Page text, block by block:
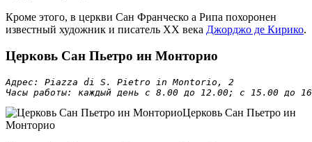
Кроме этого, в церкви Сан Франческо а Рипа похоронен
известный художник и писатель XX века Джорджо де Кирико.
Церковь Сан Пьетро ин Монторио
Адрес: Piazza di S. Pietro in Montorio, 2
Часы работы: каждый день с 8.00 до 12.00; с 15.00 до
Церковь Сан Пьетро ин
Монторио